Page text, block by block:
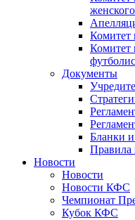
Комитет
Комитет
Документы
Бланки
Правила
Новости
Новости
Новости КФС
Чемпионат
Кубок КФС